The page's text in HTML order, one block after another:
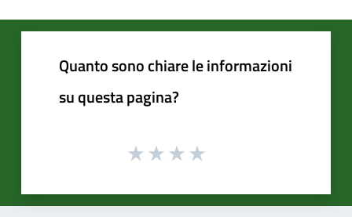
Quanto sono chiare le informazioni
su questa pagina?